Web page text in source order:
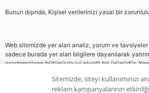
Bunun dışında, Kişisel verilerinizi yasal bir
Web sitemizde yer alan analiz, yorum ve tavsiyeler
sadece burada yer alan bilgilere dayanılarak
araştırmaların bütünüyle iyi niyetli bir ürünüdür.
Sitemizde, siteyi kullanımınızı
reklam kampanyalarının